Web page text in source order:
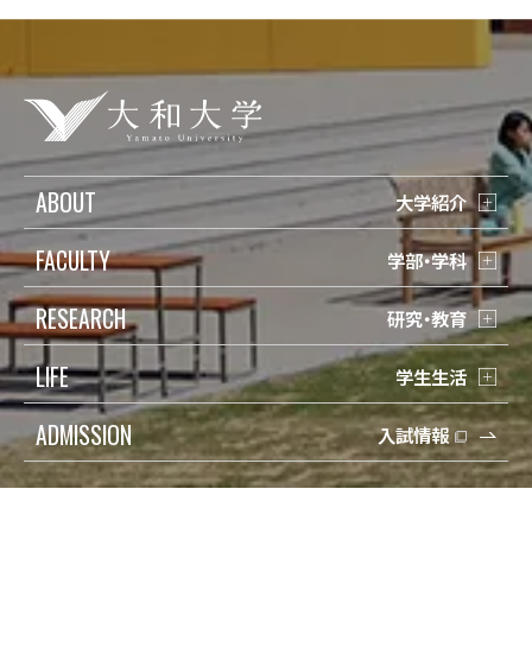
ABOUT 大学紹介
FACULTY 学部・学科
RESEARCH 研究・教育
LIFE 学生生活
ADMISSION 入試情報